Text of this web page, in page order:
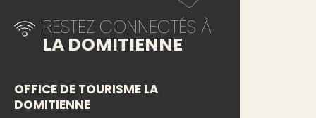
RESTEZ CONNECTÉS À
LA DOMITIENNE
OFFICE DE TOURISME LA
DOMITIENNE